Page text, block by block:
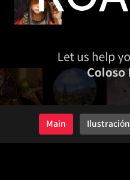
Main Ilustración